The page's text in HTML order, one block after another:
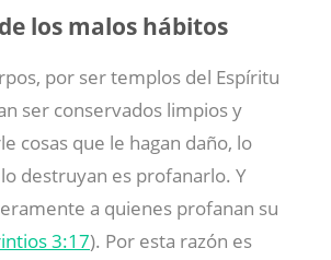
los malos hábitos
por ser templos del Espíritu
ser conservados limpios y
cosas que le hagan daño, lo
destruyan es profanarlo. Y
a quienes profanan su
3:17). Por esta razón es